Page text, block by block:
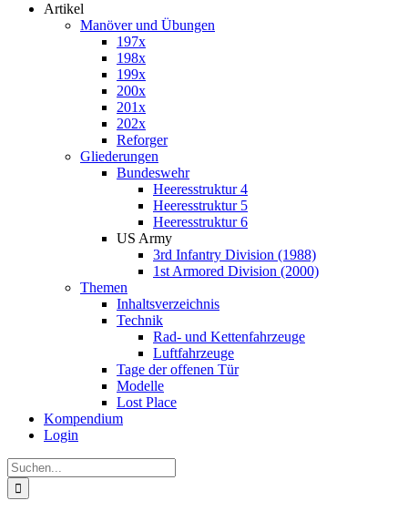
Artikel
Manöver und Übungen
197x
198x
199x
200x
201x
202x
Reforger
Gliederungen
Bundeswehr
Heeresstruktur 4
Heeresstruktur 5
Heeresstruktur 6
US Army
3rd Infantry Division (1988)
1st Armored Division (2000)
Themen
Inhaltsverzeichnis
Technik
Rad- und Kettenfahrzeuge
Luftfahrzeuge
Tage der offenen Tür
Modelle
Lost Place
Kompendium
Login
Suche
nach: